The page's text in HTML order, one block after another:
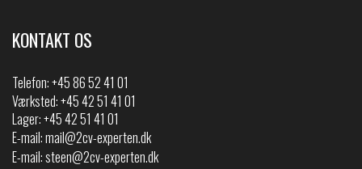
KONTAKT OS
Telefon:+45 86 52 41 01
Værksted: +45 42 51 41 01
Lager: +45 42 51 41 01
E-mail:mail@2cv-experten.dk
E-mail:steen@2cv-experten.dk